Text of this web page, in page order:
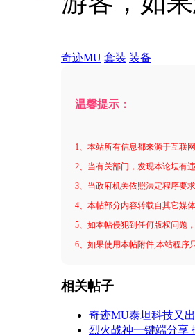
奇迹MU 套装 装备
温馨提示：
1、本站所有信息都来源于互联
2、当有关部门，发现本论坛有
3、当政府机关依照法定程序要
4、本帖部分内容转载自其它媒
5、如本帖侵犯到任何版权问题
6、如果使用本帖附件,本站程序
相关帖子
奇迹MU泰坦科技又出
烈火战神一键端分享